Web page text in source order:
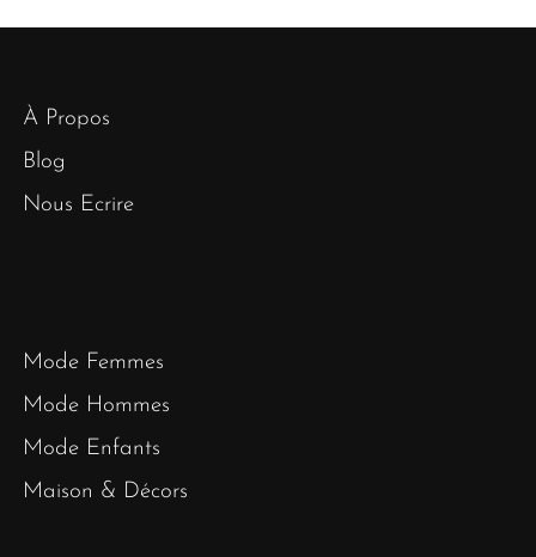
À Propos
Blog
Nous Ecrire
Mode Femmes
Mode Hommes
Mode Enfants
Maison & Décors